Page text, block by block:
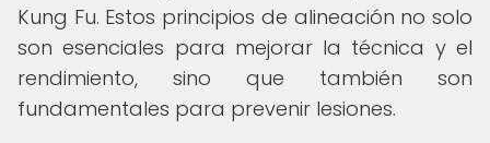
Kung Fu. Estos principios de alineación no solo
son esenciales para mejorar la técnica y el
rendimiento, sino que también son
fundamentales para prevenir lesiones.